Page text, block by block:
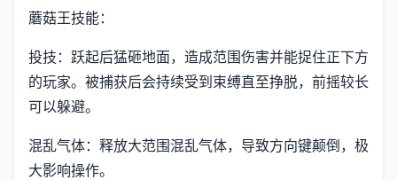
蘑菇王技能：
投技：跃起后猛砸地面，造成范围伤害并能捉住正下方
的玩家。被捕获后会持续受到束缚直至挣脱，前摇较长
可以躲避。
混乱气体：释放大范围混乱气体，导致方向键颠倒，极
大影响操作。